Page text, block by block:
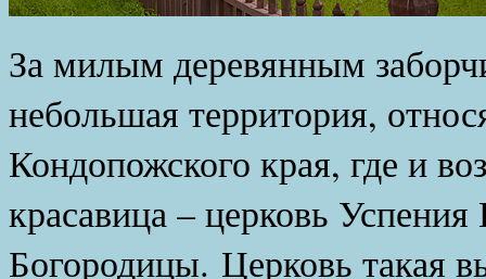
За милым деревянным
небольшая территория,
Кондопожского края, где и
красавица – церковь
Богородицы. Церковь такая